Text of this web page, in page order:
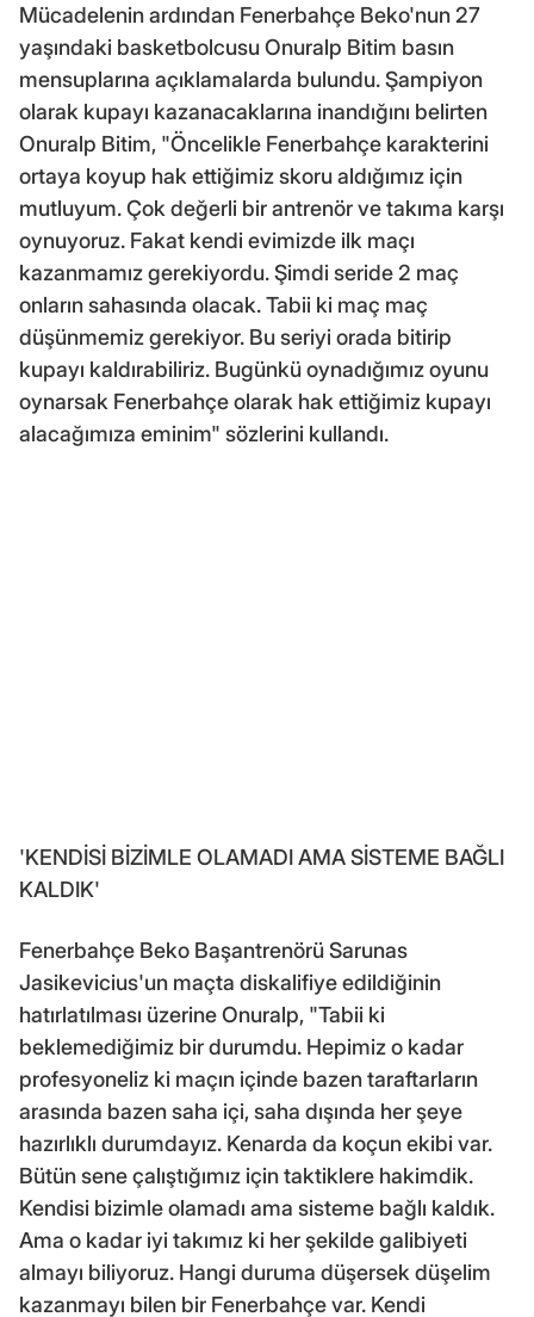
Mücadelenin ardından Fenerbahçe Beko'nun 27
yaşındaki basketbolcusu Onuralp Bitim basın
mensuplarına açıklamalarda bulundu. Şampiyon
olarak kupayı kazanacaklarına inandığını belirten
Onuralp Bitim, "Öncelikle Fenerbahçe karakterini
ortaya koyup hak ettiğimiz skoru aldığımız için
mutluyum. Çok değerli bir antrenör ve takıma karşı
oynuyoruz. Fakat kendi evimizde ilk maçı
kazanmamız gerekiyordu. Şimdi seride 2 maç
onların sahasında olacak. Tabii ki maç maç
düşünmemiz gerekiyor. Bu seriyi orada bitirip
kupayı kaldırabiliriz. Bugünkü oynadığımız oyunu
oynarsak Fenerbahçe olarak hak ettiğimiz kupayı
alacağımıza eminim" sözlerini kullandı.
'KENDİSİ BİZİMLE OLAMADI AMA SİSTEME BAĞLI
KALDIK'
Fenerbahçe Beko Başantrenörü Sarunas
Jasikevicius'un maçta diskalifiye edildiğinin
hatırlatılması üzerine Onuralp, "Tabii ki
beklemediğimiz bir durumdu. Hepimiz o kadar
profesyoneliz ki maçın içinde bazen taraftarların
arasında bazen saha içi, saha dışında her şeye
hazırlıklı durumdayız. Kenarda da koçun ekibi var.
Bütün sene çalıştığımız için taktiklere hakimdik.
Kendisi bizimle olamadı ama sisteme bağlı kaldık.
Ama o kadar iyi takımız ki her şekilde galibiyeti
almayı biliyoruz. Hangi duruma düşersek düşelim
kazanmayı bilen bir Fenerbahçe var. Kendi